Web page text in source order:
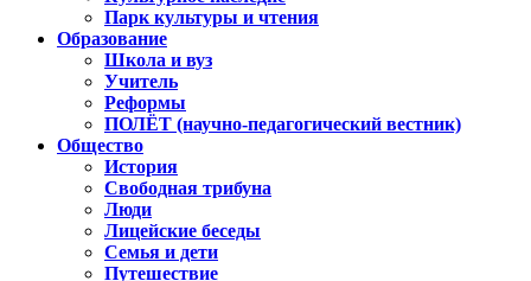
Парк культуры и чтения
Образование
Школа и вуз
Учитель
Реформы
ПОЛЁТ (научно-педагогический вестник)
Общество
История
Свободная трибуна
Люди
Лицейские беседы
Семья и дети
Путешествие